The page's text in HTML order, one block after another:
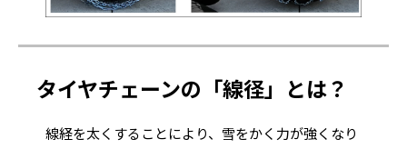
タイヤチェーンの「線径」とは？
線経を太くすることにより、雪をかく力が強くなり